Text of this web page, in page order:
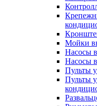
Мойки
Насосы
Насосы
Пульты
Пульты